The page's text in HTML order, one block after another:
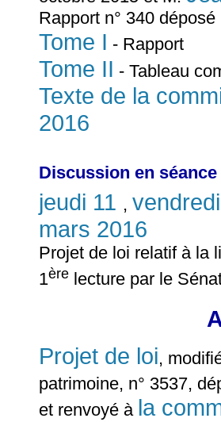
Rapport n° 340
Tome I - Rapport
Tome II - Tableau
Texte de la
2016
Discussion en
jeudi 11 ,
mars 2016
Projet de loi relatif à la
1ère lecture par le
Projet de loi,
patrimoine, n° 3537,
et renvoyé à la